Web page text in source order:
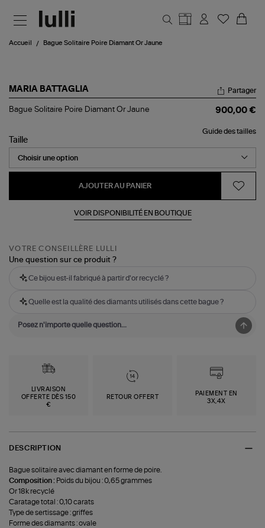
Accueil Bague Solitaire Poire Diamant Or Jaune
MARIA BATTAGLIA
Bague
Diamant
Or
Jaune
Partager
Bague Solitaire Poire Diamant Or Jaune 900,00 €
Guide des tailles
Taille
AJOUTER AU PANIER
VOIR DISPONIBILITÉ EN BOUTIQUE
VOTRE CONSEILLÈRE LULLI
Une question sur ce produit ?
Ce bijou est-il fabriqué à partir d'or recyclé ?
Quelle est la qualité des diamants utilisés dans cette bague ?
LIVRAISON
OFFERTE DÈS 150
€
RETOUR OFFERT
PAIEMENT EN
3X,4X
DESCRIPTION
Bague solitaire avec diamant en forme de poire.
Composition : Poids du bijou : 0,65 grammes
Or 18k recyclé
Caratage total : 0,10 carats
Type de sertissage : griffes
Forme des diamants : ovale